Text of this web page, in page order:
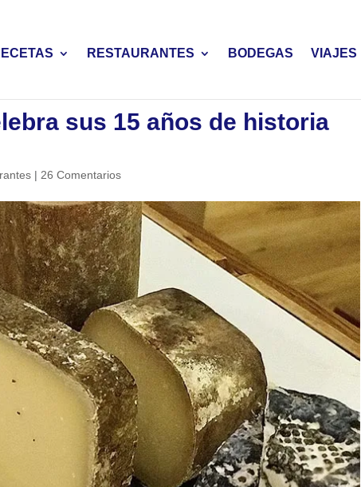
RESTAURANTES BODEGAS VIAJES
sus 15 años de historia
| 26 Comentarios